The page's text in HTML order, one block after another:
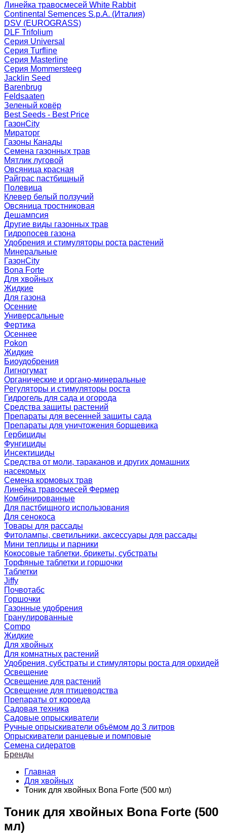
Линейка травосмесей White Rabbit
Continental Semences S.p.A. (Италия)
DSV (EUROGRASS)
DLF Trifolium
Серия Universal
Серия Turfline
Серия Masterline
Серия Mommersteeg
Jacklin Seed
Barenbrug
Feldsaaten
Зеленый ковёр
Best Seeds - Best Price
ГазонCity
Мираторг
Газоны Канады
Семена газонных трав
Мятлик луговой
Овсяница красная
Райграс пастбищный
Полевица
Клевер белый ползучий
Овсяница тростниковая
Дешампсия
Другие виды газонных трав
Гидропосев газона
Удобрения и стимуляторы роста растений
Минеральные
ГазонCity
Bona Forte
Для хвойных
Жидкие
Для газона
Осенние
Универсальные
Фертика
Осеннее
Pokon
Жидкие
Биоудобрения
Лигногумат
Органические и органо-минеральные
Регуляторы и стимуляторы роста
Гидрогель для сада и огорода
Средства защиты растений
Препараты для весенней защиты сада
Препараты для уничтожения борщевика
Гербициды
Фунгициды
Инсектициды
Средства от моли, тараканов и других домашних
насекомых
Семена кормовых трав
Линейка травосмесей Фермер
Комбинированные
Для пастбищного использования
Для сенокоса
Товары для рассады
Фитолампы, светильники, аксессуары для рассады
Мини теплицы и парники
Кокосовые таблетки, брикеты, субстраты
Торфяные таблетки и горшочки
Таблетки
Jiffy
Почвотабс
Горшочки
Газонные удобрения
Гранулированные
Compo
Жидкие
Для хвойных
Для комнатных растений
Удобрения, субстраты и стимуляторы роста для орхидей
Освещение
Освещение для растений
Освещение для птицеводства
Препараты от короеда
Садовая техника
Садовые опрыскиватели
Ручные опрыскиватели объёмом до 3 литров
Опрыскиватели ранцевые и помповые
Семена сидератов
Бренды
Главная
Для хвойных
Тоник для хвойных Bona Forte (500 мл)
Тоник для хвойных Bona Forte (500
мл)